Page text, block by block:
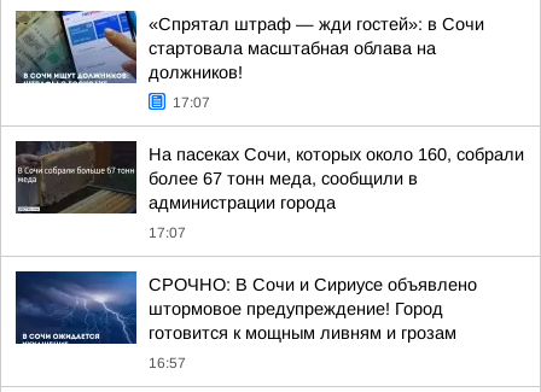
«Спрятал штраф — жди гостей»: в Сочи
стартовала масштабная облава на
должников!
17:07
На пасеках Сочи, которых около 160, собрали
более 67 тонн меда, сообщили в
администрации города
17:07
СРОЧНО: В Сочи и Сириусе объявлено
штормовое предупреждение! Город
готовится к мощным ливням и грозам
16:57